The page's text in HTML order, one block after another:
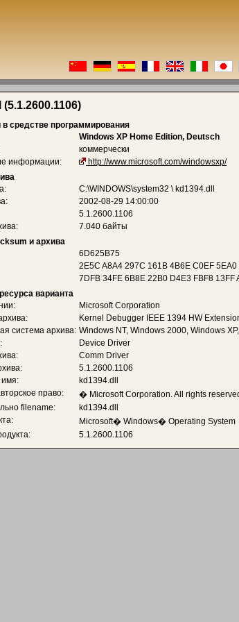
(5.1.2600.1106)
средстве программирования
Windows XP Home Edition, Deutsch
коммерчески
информации:
http://www.microsoft.com/windowsxp/
C:\WINDOWS\system32 \ kd1394.dll
2002-08-29 14:00:00
5.1.2600.1106
7.040 байты
и архива
6D625B75
2E5C A8A4 297C 161B 4B6E C0EF
7DFB 34FE 6B8E 22B0 D4E3 FBF8 13FF
варианта
Microsoft Corporation
Kernel Debugger IEEE 1394 HW
система архива: Windows NT, Windows 2000, Windows
Device Driver
Comm Driver
5.1.2600.1106
имя:
kd1394.dll
право:
� Microsoft Corporation. All rights
filename:
kd1394.dll
Microsoft� Windows� Operating System
5.1.2600.1106